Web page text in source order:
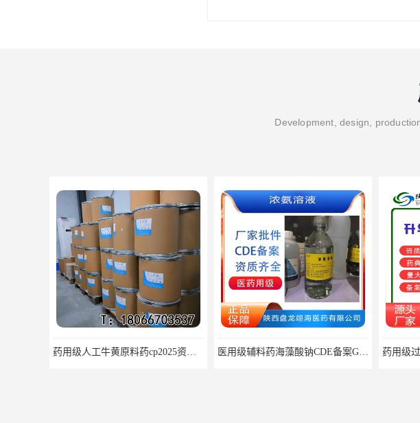
Development, design,
医用级辅料药海藻酸钠CDE备案GMP COA质检 药用级过氧化辅料25kg/桶 CDE备案CP20药典标准